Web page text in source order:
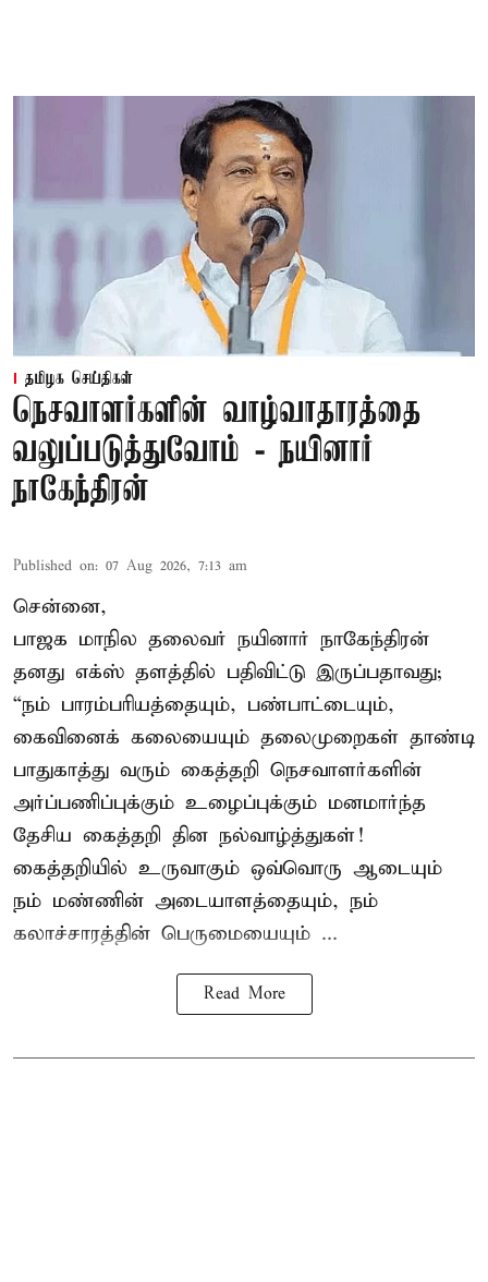
தமிழக செய்திகள்
நெசவாளர்களின் வாழ்வாதாரத்தை
வலுப்படுத்துவோம் - நயினார்
நாகேந்திரன்
Published on: 07 Aug 2026, 7:13 am
சென்னை,
பாஜக மாநில தலைவர் நயினார் நாகேந்திரன்
தனது எக்ஸ் தளத்தில் பதிவிட்டு இருப்பதாவது;
“நம் பாரம்பரியத்தையும், பண்பாட்டையும்,
கைவினைக் கலையையும் தலைமுறைகள் தாண்டி
பாதுகாத்து வரும் கைத்தறி நெசவாளர்களின்
அர்ப்பணிப்புக்கும் உழைப்புக்கும் மனமார்ந்த
தேசிய கைத்தறி தின நல்வாழ்த்துகள்!
கைத்தறியில் உருவாகும் ஒவ்வொரு ஆடையும்
நம் மண்ணின் அடையாளத்தையும், நம்
கலாச்சாரத்தின் பெருமையையும் ...
Read More